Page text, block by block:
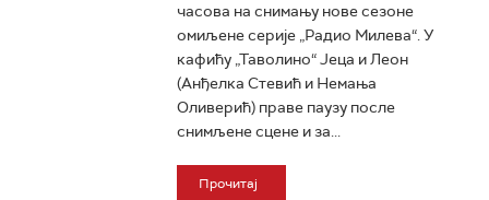
часова на снимању нове сезоне
омиљене серије „Радио Милева“. У
кафићу „Таволино“ Јеца и Леон
(Анђелка Стевић и Немања
Оливерић) праве паузу после
снимљене сцене и за...
Прочитај